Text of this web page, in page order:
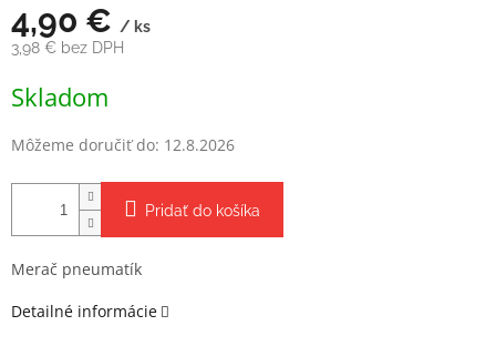
4,90 € / ks
3,98 € bez DPH
cena:
Skladom
Môžeme doručiť do: 12.8.2026
Pridať do košíka
Merač pneumatík
Detailné informácie